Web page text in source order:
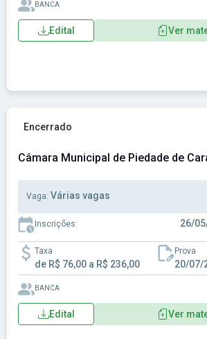
BANCA
Edital Ver
Ver concurso: Câmara Municipal de
Encerrado
Câmara Municipal de Piedade de
Vaga: Várias vagas
Inscrições: 26/
Taxa
de R$ 76,00 a R$ 236,00
Prova
20/07/
BANCA
Edital Ver